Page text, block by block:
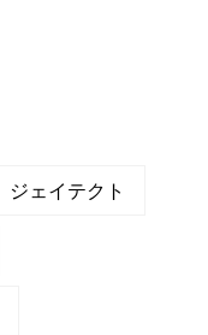
ジェイテクト